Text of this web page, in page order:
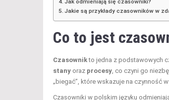
Jakie są przykłady czasowników w
Co to jest
Czasownikto jedna z podstawowych
stany oraz procesy , co czyni go
„biegać”, które wskazuje na czynność
Czasowniki w polskim języku